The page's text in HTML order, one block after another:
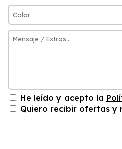
He leído y acepto la
Quiero recibir ofertas y